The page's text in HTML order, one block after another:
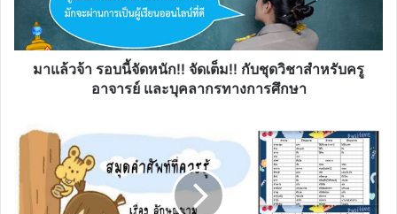
เต็ม!!
ครู
อาจารย์
และ
บุคลากร
มาแล้วจ้า รอบนี้จัดหนัก!! จัดเต็ม!! กับชุดวิชาสำหรับครู
อาจารย์ และบุคลากรทางการศึกษา
ฟรี